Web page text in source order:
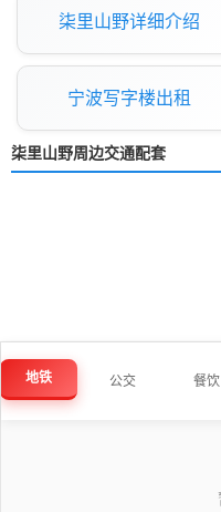
柒里山野详细介绍
宁波写字楼出租
柒里山野周边交通配套
地铁 公交 餐饮